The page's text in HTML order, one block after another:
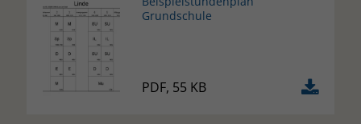
Grundschule
PDF, 55 KB